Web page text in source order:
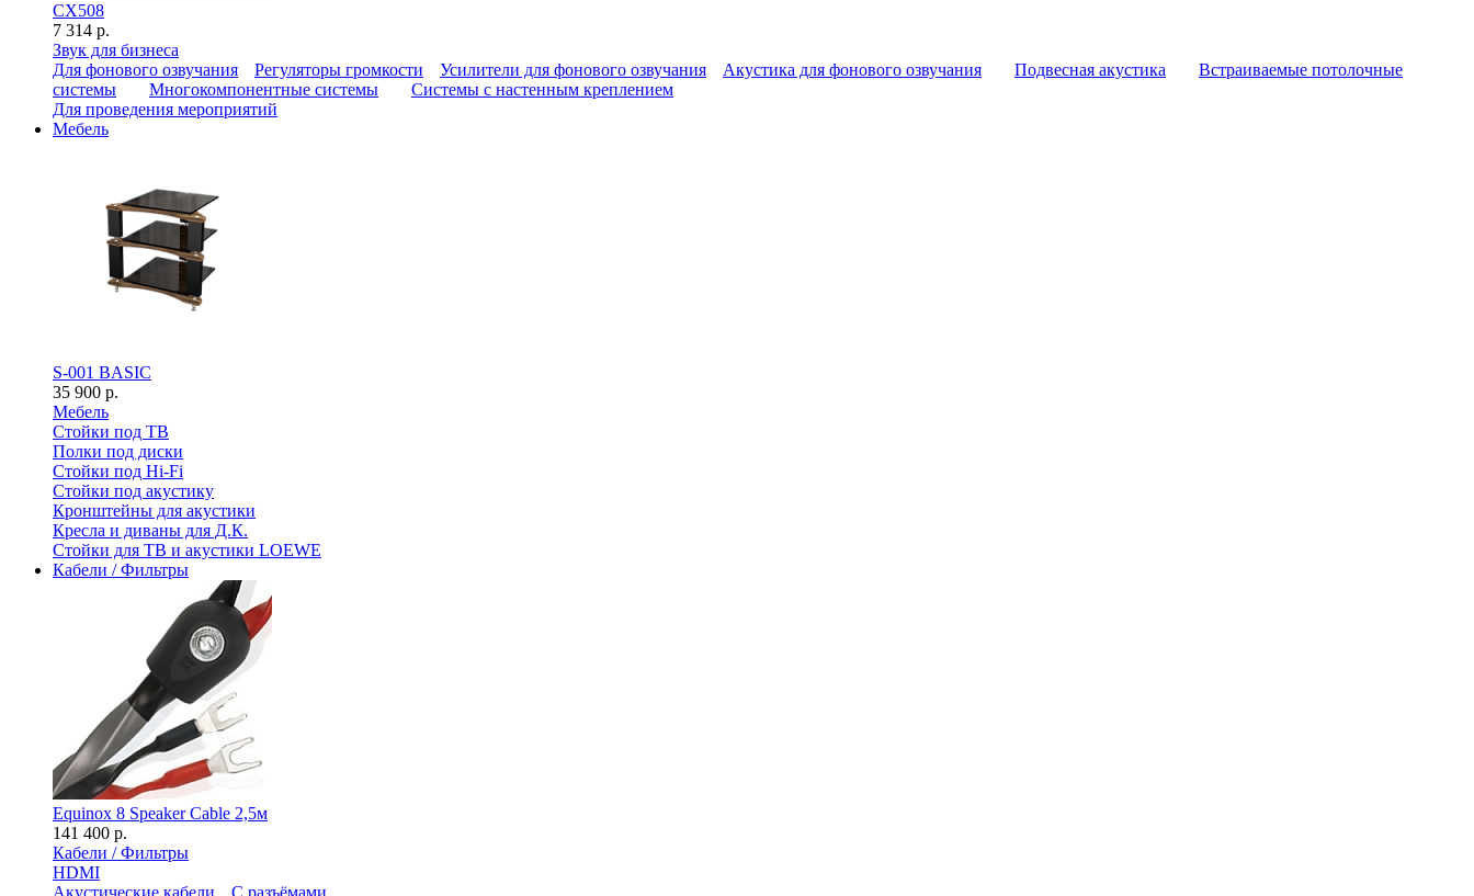
CX508
7 314 р.
Звук для бизнеса
Для фонового озвучания
Регуляторы громкости Усилители для фонового озвучания Акустика для фонового озвучания Подвесная акустика
Встраиваемые потолочные
системы
Многокомпонентные системы
Системы с настенным креплением
Для проведения мероприятий
Мебель
S-001 BASIC
35 900 р.
Мебель
Стойки под ТВ
Полки под диски
Стойки под Hi-Fi
Стойки под акустику
Кронштейны для акустики
Кресла и диваны для Д.К.
Стойки для ТВ и акустики LOEWE
Кабели / Фильтры
Equinox 8 Speaker Cable 2,5м
141 400 р.
Кабели / Фильтры
HDMI
Акустические кабели
С разъёмами